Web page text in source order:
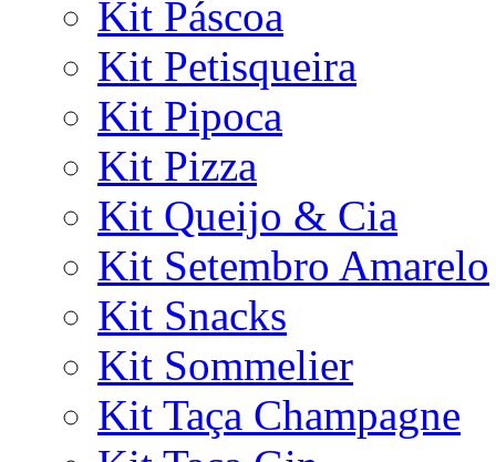
Kit Páscoa
Kit Petisqueira
Kit Pipoca
Kit Pizza
Kit Queijo & Cia
Kit Setembro Amarelo
Kit Snacks
Kit Sommelier
Kit Taça Champagne